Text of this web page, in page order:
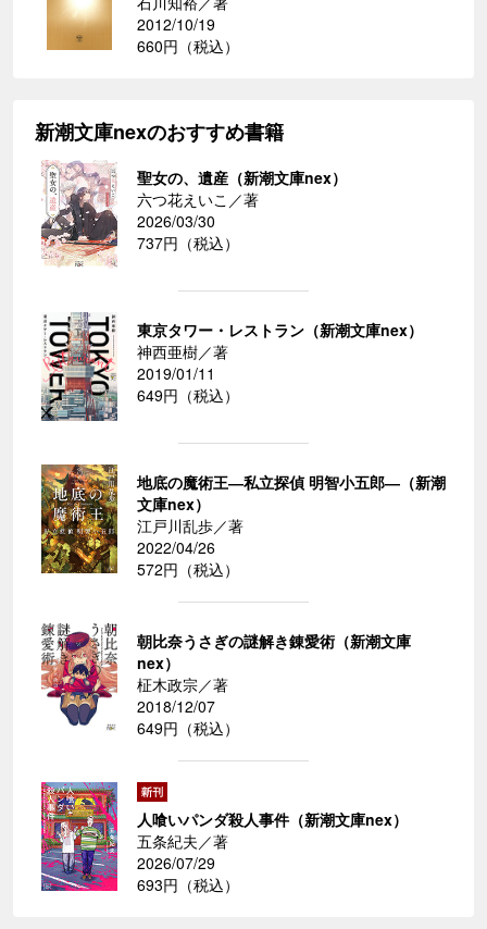
2012/10/19
660円（税込）
新潮文庫nexのおすすめ書籍
聖女の、遺産（新潮文庫nex）
六つ花えいこ／著
2026/03/30
737円（税込）
東京タワー・レストラン（新潮文庫nex）
神西亜樹／著
2019/01/11
649円（税込）
地底の魔術王―私立探偵 明智小五郎―（新潮
文庫nex）
江戸川乱歩／著
2022/04/26
572円（税込）
朝比奈うさぎの謎解き錬愛術（新潮文庫
nex）
柾木政宗／著
2018/12/07
649円（税込）
人喰いパンダ殺人事件（新潮文庫nex）
五条紀夫／著
2026/07/29
693円（税込）